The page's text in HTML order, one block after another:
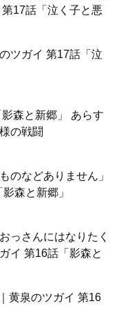
17話「泣く子と悪
ツガイ 第17話「泣
森と新郷」 あらす
の戦闘
のなどありません」
森と新郷」
っさんにはなりたく
イ 第16話「影森と
黄泉のツガイ 第16